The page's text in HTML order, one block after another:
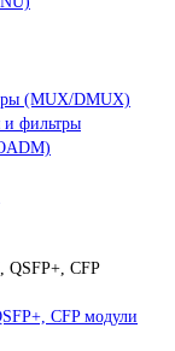
(MUX/DMUX)
и фильтры
CFP модули